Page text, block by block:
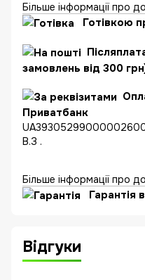
Більше інформації про
Готівкою
замовлень від 300
Приватбанк
В.З .
Більше інформації про
Гарантія
Відгуки